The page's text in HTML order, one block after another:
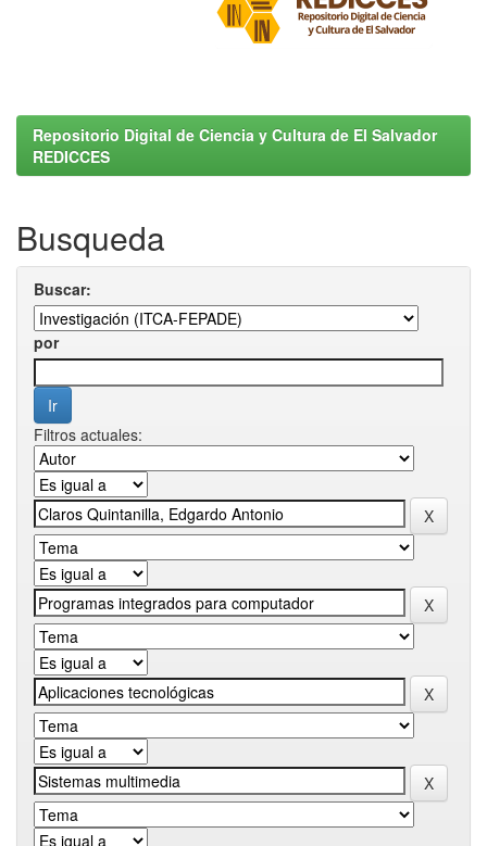
Repositorio Digital de Ciencia y Cultura de El Salvador
REDICCES
Busqueda
Buscar:
por
Filtros actuales: